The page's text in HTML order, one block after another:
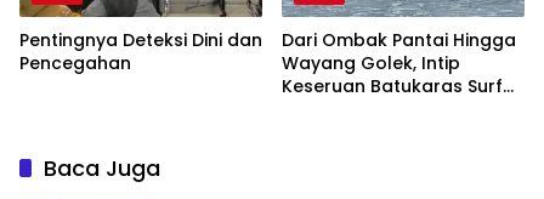
Pentingnya Deteksi Dini dan
Pencegahan
Dari Ombak Pantai Hingga
Wayang Golek, Intip
Keseruan Batukaras Surf
Baca Juga